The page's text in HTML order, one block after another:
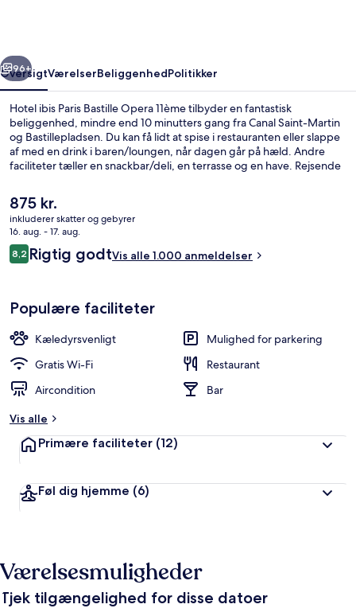
Næste
96+
OversigtVærelserBeliggenhedPolitikker
Hotel ibis Paris Bastille Opera 11ème tilbyder en fantastisk
beliggenhed, mindre end 10 minutters gang fra Canal Saint-Martin
og Bastillepladsen. Du kan få lidt at spise i restauranten eller slappe
af med en drink i baren/loungen, når dagen går på hæld. Andre
faciliteter tæller en snackbar/deli, en terrasse og en have. Rejsende
Metrostation ligger 3 minutter derfra og Richard-Lenoir
Metrostation 5 minutter væk.
Den
nuværende
pris
er
875 kr.
875 kr.
inkluderer skatter og gebyrer
16. aug. - 17. aug.
Anmeldelser
8,28,2 ud af 10.
Rigtig godtVis alle 1.000 anmeldelser
Populære faciliteter
Kæledyrsvenligt
Mulighed for parkering
Gratis Wi-Fi
Restaurant
Aircondition
Bar
Vis alle
Primære faciliteter (12)
Føl dig hjemme (6)
Værelsesmuligheder
Tjek tilgængelighed for disse datoer